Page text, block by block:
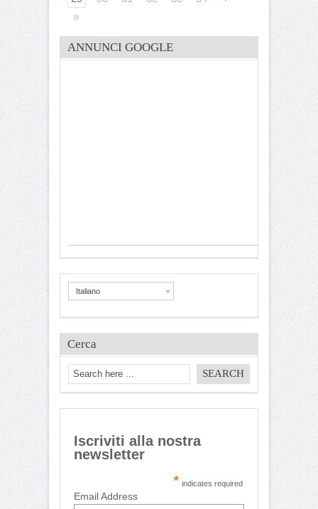
»
ANNUNCI GOOGLE
Italiano
Cerca
Iscriviti alla nostra
newsletter
* indicates required
Email Address